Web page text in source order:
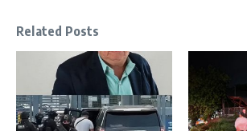
Related Posts